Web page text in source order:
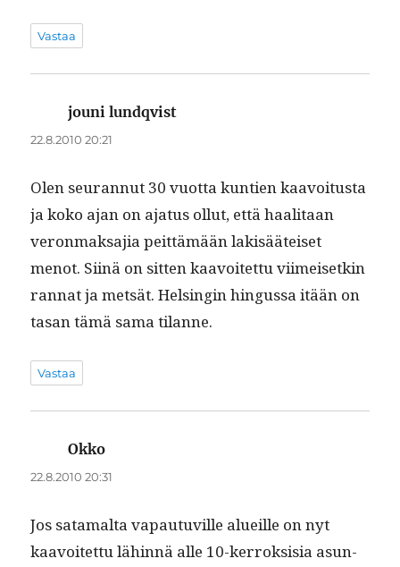
Vastaa
jouni lundqvist
22.8.2010 20:21
Olen seu­ran­nut 30 vuot­ta kun­tien kaavoitus­ta
ja koko ajan on aja­tus ollut, että haal­i­taan
veron­mak­sajia peit­tämään lak­isääteiset
menot. Siinä on sit­ten kaavoitet­tu viimeisetkin
ran­nat ja met­sät. Helsin­gin hin­gus­sa itään on
tasan tämä sama tilanne.
Vastaa
Okko
22.8.2010 20:31
Jos sata­mal­ta vapau­tuville alueille on nyt
kaavoitet­tu lähin­nä alle 10-ker­roksisia asun­